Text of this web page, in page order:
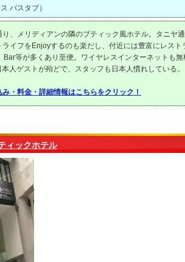
バスタブ）
、メリディアンの隣のブティック風ホテル。タニヤ
ライフをEnjoyするのも楽だし、付近には豊富にレスト
Bar等が多くあり至便。ワイヤレスインターネットも
人ゲストが殆どで、スタッフも日本人慣れしている
・料金・詳細情報はこちらをクリック！
ィックホテル